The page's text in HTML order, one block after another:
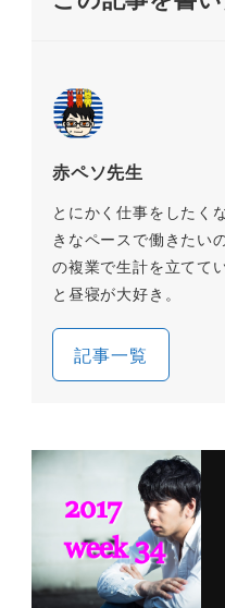
赤ペソ先生
とにかく仕事をしたく
きなペースで働きたい
の複業で生計を立てて
と昼寝が大好き。
記事一覧